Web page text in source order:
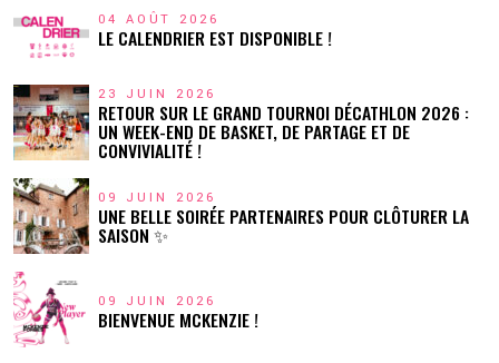
04 AOÛT 2026
LE CALENDRIER EST DISPONIBLE !
23 JUIN 2026
RETOUR SUR LE GRAND TOURNOI DÉCATHLON 2026 :
UN WEEK-END DE BASKET, DE PARTAGE ET DE
CONVIVIALITÉ !
09 JUIN 2026
UNE BELLE SOIRÉE PARTENAIRES POUR CLÔTURER LA
SAISON ✨
09 JUIN 2026
BIENVENUE MCKENZIE !